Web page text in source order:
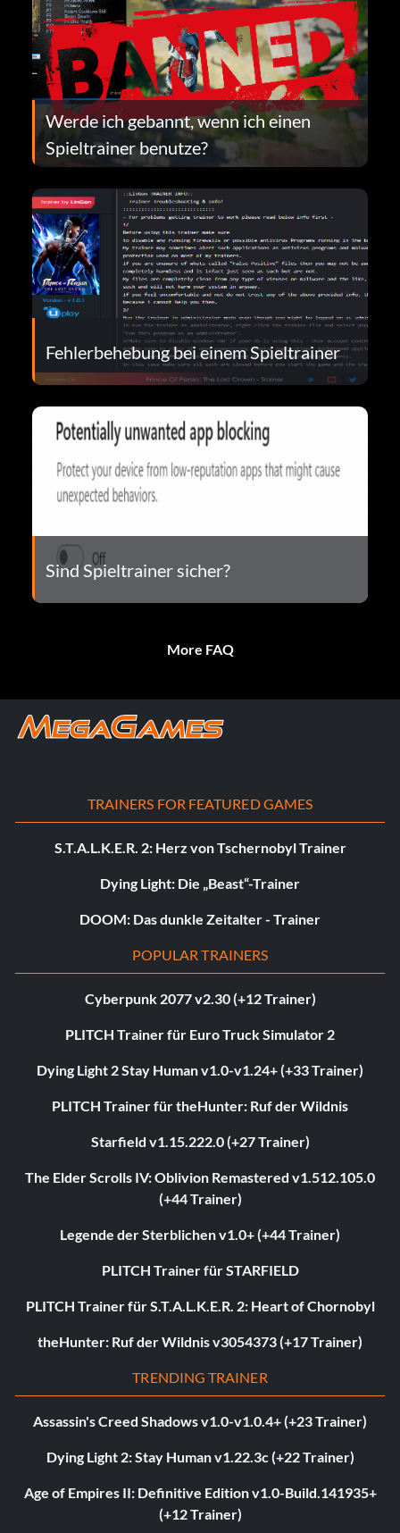
Werde ich gebannt, wenn ich einen
Spieltrainer benutze?
Fehlerbehebung bei einem Spieltrainer
Sind Spieltrainer sicher?
More FAQ
TRAINERS FOR FEATURED GAMES
S.T.A.L.K.E.R. 2: Herz von Tschernobyl Trainer
Dying Light: Die „Beast“-Trainer
DOOM: Das dunkle Zeitalter - Trainer
POPULAR TRAINERS
Cyberpunk 2077 v2.30 (+12 Trainer)
PLITCH Trainer für Euro Truck Simulator 2
Dying Light 2 Stay Human v1.0-v1.24+ (+33 Trainer)
PLITCH Trainer für theHunter: Ruf der Wildnis
Starfield v1.15.222.0 (+27 Trainer)
The Elder Scrolls IV: Oblivion Remastered v1.512.105.0
(+44 Trainer)
Legende der Sterblichen v1.0+ (+44 Trainer)
PLITCH Trainer für STARFIELD
PLITCH Trainer für S.T.A.L.K.E.R. 2: Heart of Chornobyl
theHunter: Ruf der Wildnis v3054373 (+17 Trainer)
TRENDING TRAINER
Assassin's Creed Shadows v1.0-v1.0.4+ (+23 Trainer)
Dying Light 2: Stay Human v1.22.3c (+22 Trainer)
Age of Empires II: Definitive Edition v1.0-Build.141935+
(+12 Trainer)